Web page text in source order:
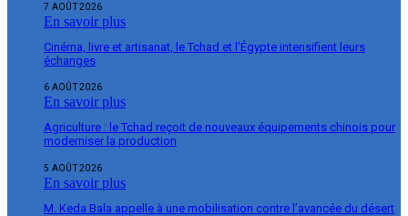
7 AOÛT 2026
En savoir plus
Cinéma, livre et artisanat, le Tchad et l’Égypte intensifient leurs
échanges
6 AOÛT 2026
En savoir plus
Agriculture : le Tchad reçoit de nouveaux équipements chinois pour
moderniser la production
5 AOÛT 2026
En savoir plus
M. Keda Bala appelle à une mobilisation contre l’avancée du désert